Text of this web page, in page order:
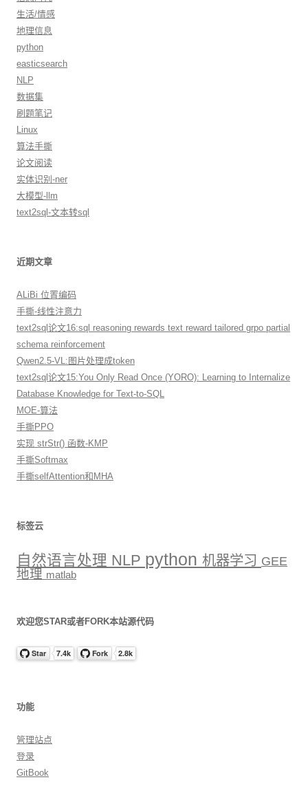
生活/情感
地理信息
python
easticsearch
NLP
数据集
刷题笔记
Linux
算法手撕
论文阅读
实体识别-ner
大模型-llm
text2sql-文本转sql
近期文章
ALiBi 位置编码
手撕-线性注意力
text2sql论文16:sql reasoning rewards text reward tailored grpo partial
schema reinforcement
Qwen2.5-VL:图片处理成token
text2sql论文15:You Only Read Once (YORO): Learning to Internalize
Database Knowledge for Text-to-SQL
MOE-算法
手撕PPO
实现 strStr() 函数-KMP
手撕Softmax
手撕selfAttention和MHA
标签云
自然语言处理 NLP python 机器学习 GEE
地理 matlab
欢迎您STAR或者FORK本站源代码
功能
管理站点
登录
GitBook